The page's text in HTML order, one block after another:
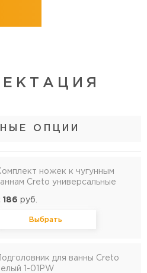
ОПЦИИ
ножек к чугунным
Creto универсальные
186руб.
Выбрать
для ванны Creto
1-01PW